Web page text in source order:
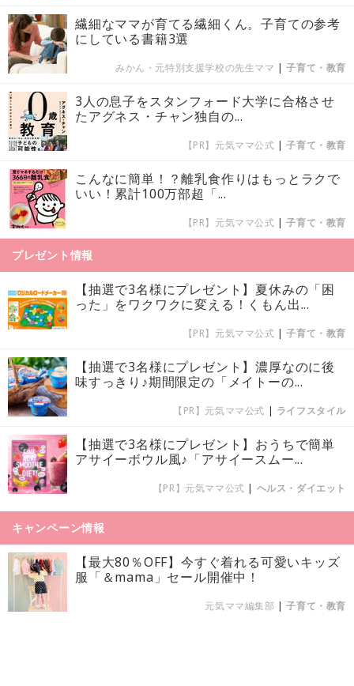
繊細なママが育てる繊細くん。子育ての参考
にしている書籍3選
みかん・元特別支援学校の先生ママ |子育て・教育
3人の息子をスタンフォード大学に合格させ
たアグネス・チャン独自の...
【PR】元気ママ公式 |子育て・教育
こんなに簡単！？離乳食作りはもっとラクで
いい！累計100万部超「...
【PR】元気ママ公式 |子育て・教育
プレゼント情報
【抽選で3名様にプレゼント】夏休みの「困
った」をワクワクに変える！くもん出...
【PR】元気ママ公式 |子育て・教育
【抽選で3名様にプレゼント】濃厚なのに後
味すっきり♪期間限定の「メイトーの...
【PR】元気ママ公式 | ライフスタイル
【抽選で3名様にプレゼント】おうちで簡単
アサイーボウル風♪「アサイースムー...
【PR】元気ママ公式 | ヘルス・ダイエット
キャンペーン情報
【最大80％OFF】今すぐ着れる可愛いキッズ
服「＆mama」セール開催中！
元気ママ編集部 |子育て・教育